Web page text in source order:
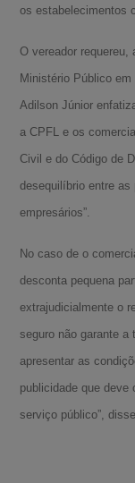
os estabelecimentos
O vereador requereu,
Ministério Público
Adilson Júnior
a CPFL e os
Civil e do Código de
desequilíbrio entre
empresários”.
No caso de o
desconta pequena
extrajudicialmente o
seguro não garante a
apresentar as
publicidade que deve
serviço público”,